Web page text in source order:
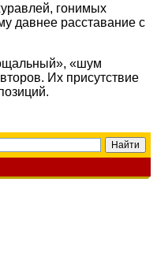
гонимых
давнее расставание с
«шум
Их присутствие